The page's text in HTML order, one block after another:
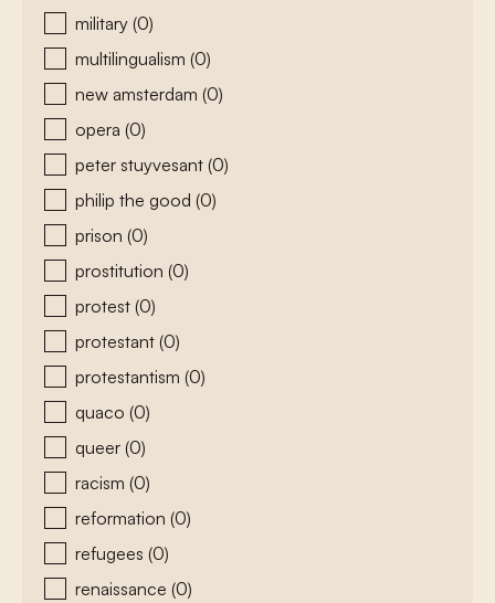
military (0)
multilingualism (0)
new amsterdam (0)
opera (0)
peter stuyvesant (0)
philip the good (0)
prison (0)
prostitution (0)
protest (0)
protestant (0)
protestantism (0)
quaco (0)
queer (0)
racism (0)
reformation (0)
refugees (0)
renaissance (0)